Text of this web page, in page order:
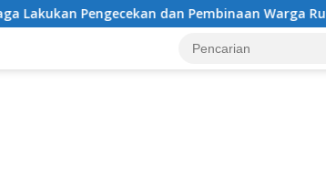
dan Pembinaan Warga Rutan Polres KSB